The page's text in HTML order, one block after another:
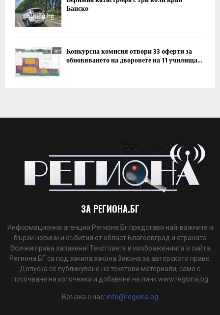
Банско
Конкурсна комисия отвори 33 оферти за
обновяването на дворовете на 11 училища...
ЗА РЕГИОНА.БГ
Информационна агенция Региона Бг представя най-важните и
бързи новини и събития от област Благоевград и страната
Всички права запазени! Текстовете и изображенията в сайта
Региона БГ са под закила закона Закона за авторското право.
Допуска се публикуване на текстови материали, само с
посочване на източника и добавяне на линк www.regiona.bg
Връзка с нас: info@regiona.bg